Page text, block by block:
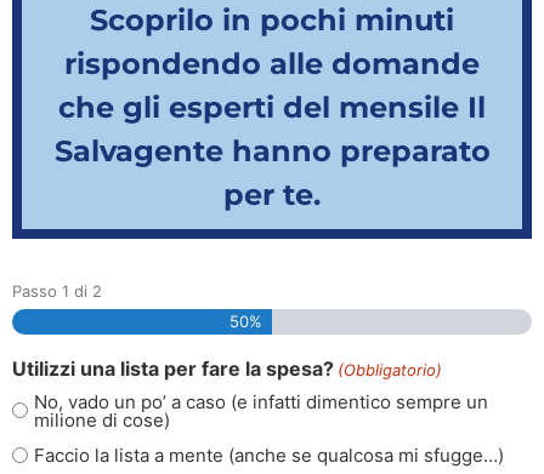
Scoprilo in pochi minuti
rispondendo alle domande
che gli esperti del mensile Il
Salvagente hanno preparato
per te.
Passo 1 di 2
50%
Utilizzi una lista per fare la spesa? (Obbligatorio)
No, vado un po’ a caso (e infatti dimentico sempre un
milione di cose)
Faccio la lista a mente (anche se qualcosa mi sfugge…)